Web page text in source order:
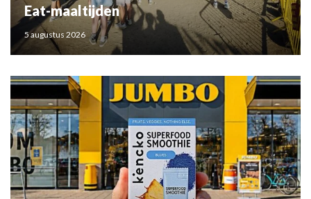
Eat-maaltijden
5 augustus 2026